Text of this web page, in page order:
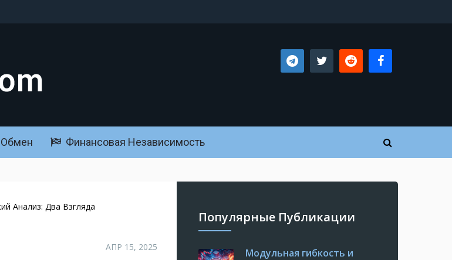
Обмен Финансовая Независимость
Анализ: Два Взгляда
АПР 15, 2025
Популярные Публикации
Модульная гибкость и